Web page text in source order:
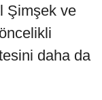
Şimşek ve
daha da